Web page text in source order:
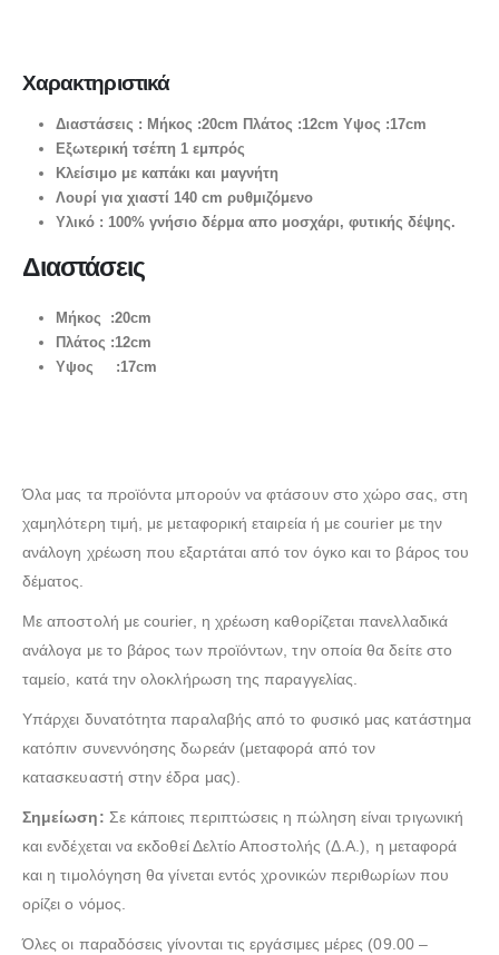
Χαρακτηριστικά
Διαστάσεις : Μήκος :20cm Πλάτος :12cm Υψος :17cm
Εξωτερική τσέπη 1 εμπρός
Κλείσιμο με καπάκι και μαγνήτη
Λουρί για χιαστί 140 cm ρυθμιζόμενο
Υλικό : 100% γνήσιο δέρμα απο μοσχάρι, φυτικής δέψης.
Διαστάσεις
Μήκος :20cm
Πλάτος :12cm
Υψος :17cm
Όλα μας τα προϊόντα μπορούν να φτάσουν στο χώρο σας, στη
χαμηλότερη τιμή, με μεταφορική εταιρεία ή με courier με την
ανάλογη χρέωση που εξαρτάται από τον όγκο και το βάρος του
δέματος.
Με αποστολή με courier, η χρέωση καθορίζεται πανελλαδικά
ανάλογα με το βάρος των προϊόντων, την οποία θα δείτε στο
ταμείο, κατά την ολοκλήρωση της παραγγελίας.
Υπάρχει δυνατότητα παραλαβής από το φυσικό μας κατάστημα
κατόπιν συνεννόησης δωρεάν (μεταφορά από τον
κατασκευαστή στην έδρα μας).
Σημείωση: Σε κάποιες περιπτώσεις η πώληση είναι τριγωνική
και ενδέχεται να εκδοθεί Δελτίο Αποστολής (Δ.Α.), η μεταφορά
και η τιμολόγηση θα γίνεται εντός χρονικών περιθωρίων που
ορίζει ο νόμος.
Όλες οι παραδόσεις γίνονται τις εργάσιμες μέρες (09.00 –